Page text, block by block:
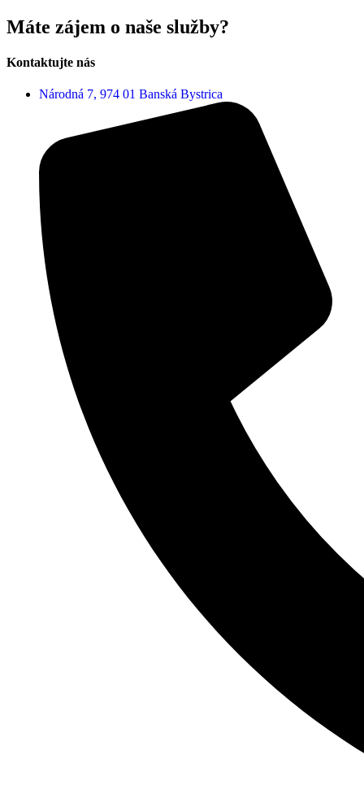
Máte zájem o naše služby?
Kontaktujte nás
Národná 7, 974 01 Banská Bystrica